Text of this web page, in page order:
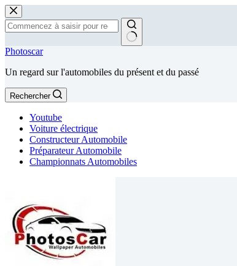
Passer
au
contenu
Aucun
Photoscar
Un regard sur l'automobiles du présent et du passé
Rechercher
Youtube
Voiture électrique
Constructeur Automobile
Préparateur Automobile
Championnats Automobiles